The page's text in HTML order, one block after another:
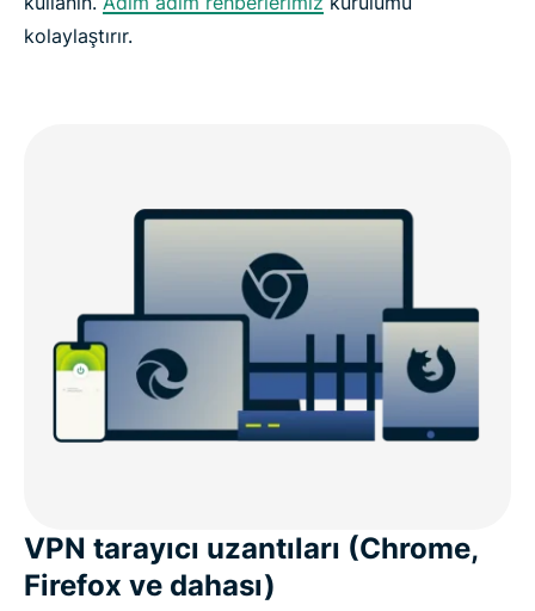
kolaylaştırır.
VPN tarayıcı uzantıları (Chrome,
Firefox ve dahası)